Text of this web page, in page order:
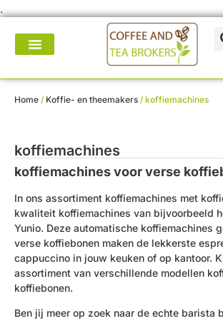
.
Home / Koffie- en theemakers / koffiemachines
koffiemachines
koffiemachines voor verse
In ons assortiment koffiemachines met
kwaliteit koffiemachines van bijvoorbeeld
Yunio. Deze automatische koffiemachines
verse koffiebonen maken de lekkerste
cappuccino in jouw keuken of op kantoor.
assortiment van verschillende modellen
koffiebonen.
Ben jij meer op zoek naar de echte barista